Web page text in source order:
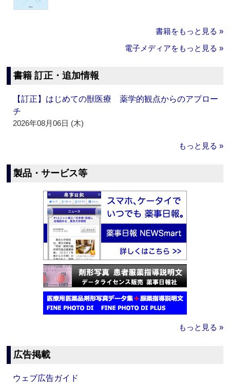
書籍をもっと見る »
電子メディアをもっと見る »
書籍 訂正・追加情報
【訂正】はじめての獣医療 薬学的観点からのアプロー
チ
2026年08月06日 (木)
もっと見る »
製品・サービス等
もっと見る »
広告掲載
ウェブ広告ガイド